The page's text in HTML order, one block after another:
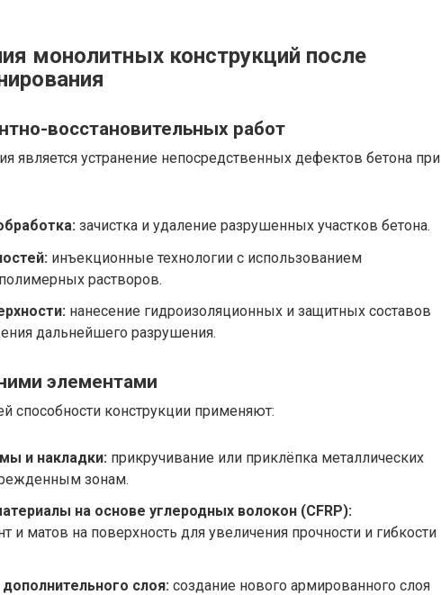
монолитных конструкций после
восстановительных работ
является устранение непосредственных дефектов бетона при
зачистка и удаление разрушенных участков бетона.
инъекционные технологии с использованием
растворов.
нанесение гидроизоляционных и защитных составов
дальнейшего разрушения.
элементами
способности конструкции применяют:
и накладки: прикручивание или приклёпка металлических
зонам.
на основе углеродных волокон (CFRP):
и матов на поверхность для увеличения прочности и гибкости
слоя: создание нового армированного слоя